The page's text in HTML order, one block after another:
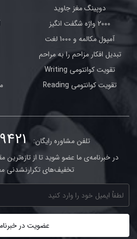
دوپینگ مغز جاوید
2000 واژه شگفت انگیز
آمپول مکالمه و 1000 لغت
تبدیل افکار مزاحم را به مراحم
تقویت کوانتومی Writing
تقویت کوانتومی Reading
تلفن مشاوره رایگان:
در خبرنامه‌ی ما عضو شوید تا از تازه‌ترین
تخفیف‌های تکرارنشدنی